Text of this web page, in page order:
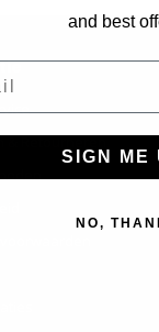
& Retourneren
and best
SIGN ME
NO,